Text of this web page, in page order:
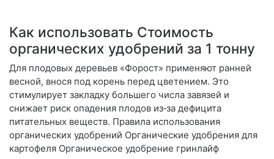
Как использовать Стоимость
органических удобрений за 1 тонну
Для плодовых деревьев «Форост» применяют ранней
весной, внося под корень перед цветением. Это
стимулирует закладку большего числа завязей и
снижает риск опадения плодов из‑за дефицита
питательных веществ. Правила использования
органических удобрений Органические удобрения для
картофеля Органическое удобрение гринлайф